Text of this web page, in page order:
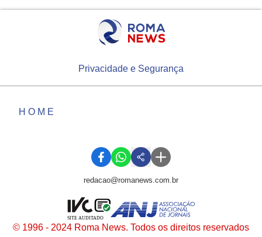
Privacidade e Segurança
HOME
redacao@romanews.com.br
© 1996 - 2024 Roma News. Todos os direitos reservados
SITE AUDITADO